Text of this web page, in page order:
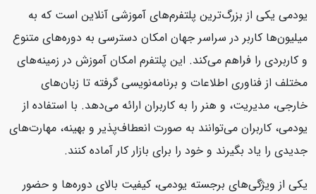
یودمی یکی از بزرگ‌ترین پلتفرم‌های آموزشی آنلاین است که به
میلیون‌ها کاربر در سراسر جهان امکان دسترسی به دوره‌های متنوع
و کاربردی را فراهم می‌کند. این پلتفرم امکان آموزش در زمینه‌های
مختلف از فناوری اطلاعات و برنامه‌نویسی گرفته تا زبان‌های
خارجی، مدیریت، و هنر را به کاربران ارائه می‌دهد. با استفاده از
یودمی، کاربران می‌توانند به صورت انعطاف‌پذیر و بهینه، مهارت‌های
جدیدی را یاد بگیرند و خود را برای بازار کار آماده کنند.
یکی از ویژگی‌های برجسته یودمی، کیفیت بالای دوره‌ها و حضور